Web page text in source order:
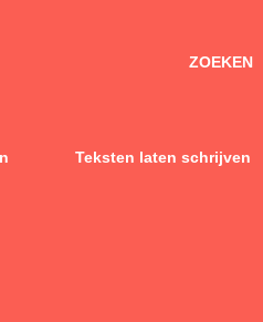
ZOEKEN
Teksten laten schrijven